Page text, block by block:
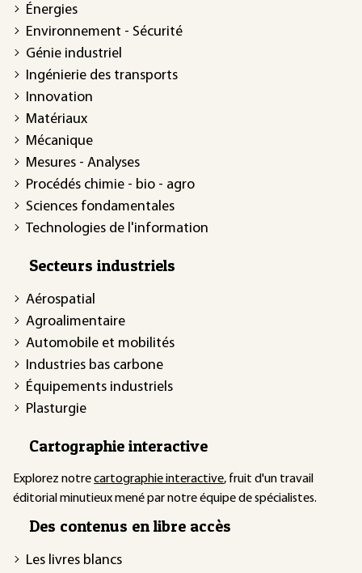
Énergies
Environnement - Sécurité
Génie industriel
Ingénierie des transports
Innovation
Matériaux
Mécanique
Mesures - Analyses
Procédés chimie - bio - agro
Sciences fondamentales
Technologies de l'information
Secteurs industriels
Aérospatial
Agroalimentaire
Automobile et mobilités
Industries bas carbone
Équipements industriels
Plasturgie
Cartographie interactive
Explorez notrecartographie interactive, fruit d'un travail
éditorial minutieux mené par notre équipe de spécialistes.
Des contenus en libre accès
Les livres blancs